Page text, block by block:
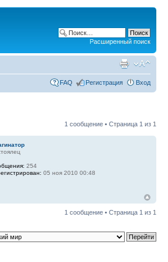
Расширенный поиск
FAQ Регистрация Вход
1 сообщение • Страница 1 из 1
254
05 ноя 2010 00:48
1 сообщение • Страница 1 из 1